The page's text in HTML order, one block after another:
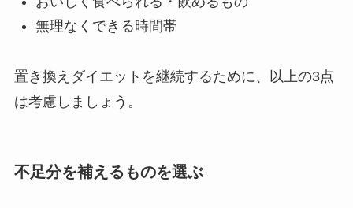
無理なくできる時間帯
置き換えダイエットを継続するために、以上の3点
は考慮しましょう。
不足分を補えるものを選ぶ